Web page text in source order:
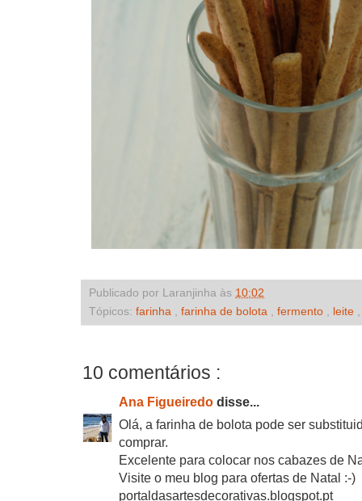
Publicado por Laranjinha às 10:02
Tópicos: farinha farinha de bolota fermento leite
10 comentários :
Ana Figueiredo disse...
Olá, a farinha de bolota pode ser
comprar.
Excelente para colocar nos cabazes de
Visite o meu blog para ofertas de Natal :-)
portaldasartesdecorativas.blogspot.pt